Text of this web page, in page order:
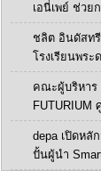
เอนี่เพย์ ช่วย
ชลิต อินดัสท
โรงเรียนพร
คณะผู้บริหาร
FUTURIUM
depa เปิดหลั
ปั้นผู้นำ